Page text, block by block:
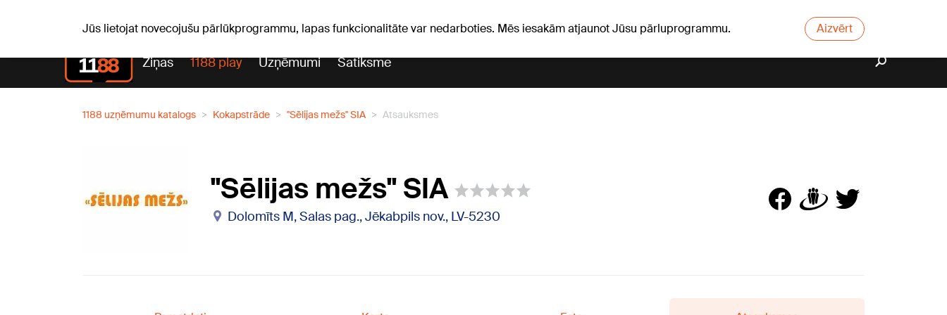
Jūs lietojat novecojušu pārlūkprogrammu, lapas funkcionalitāte var nedarboties. Mēs iesakām atjaunot Jūsu pārluprogrammu. Aizvērt
Ziņas 1188 play Uzņēmumi Satiksme
1188 uzņēmumu katalogs Kokapstrāde ''Sēlijas mežs'' SIA Atsauksmes
''Sēlijas mežs'' SIA
Dolomīts M, Salas pag., Jēkabpils nov., LV-5230